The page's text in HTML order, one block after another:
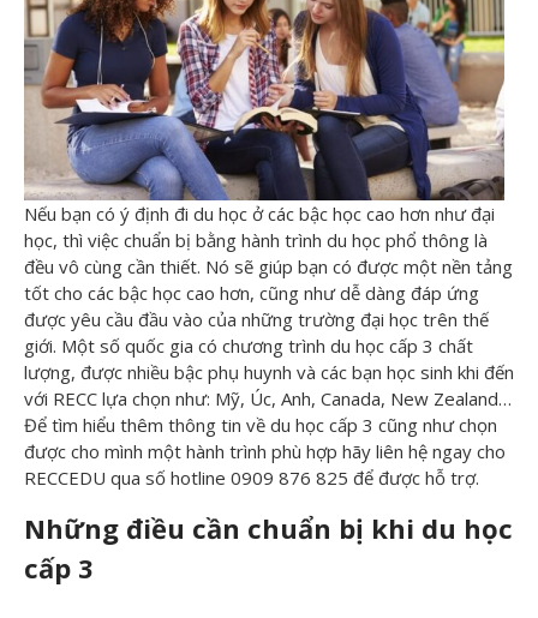
Nếu bạn có ý định đi du học ở các bậc học cao hơn như đại
học, thì việc chuẩn bị bằng hành trình du học phổ thông là
đều vô cùng cần thiết. Nó sẽ giúp bạn có được một nền tảng
tốt cho các bậc học cao hơn, cũng như dễ dàng đáp ứng
được yêu cầu đầu vào của những trường đại học trên thế
giới. Một số quốc gia có chương trình du học cấp 3 chất
lượng, được nhiều bậc phụ huynh và các bạn học sinh khi đến
với RECC lựa chọn như: Mỹ, Úc, Anh, Canada, New Zealand…
Để tìm hiểu thêm thông tin về du học cấp 3 cũng như chọn
được cho mình một hành trình phù hợp hãy liên hệ ngay cho
RECCEDU qua số hotline 0909 876 825 để được hỗ trợ.
Những điều cần chuẩn bị khi du học
cấp 3